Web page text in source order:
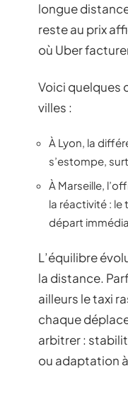
longue
reste au prix
où Uber
Voici quelques
villes :
À Lyon, la
s’estompe,
À Marseille,
la réactivité : le
départ
L’équilibre
la distance.
ailleurs le taxi
chaque
arbitrer :
ou adaptation